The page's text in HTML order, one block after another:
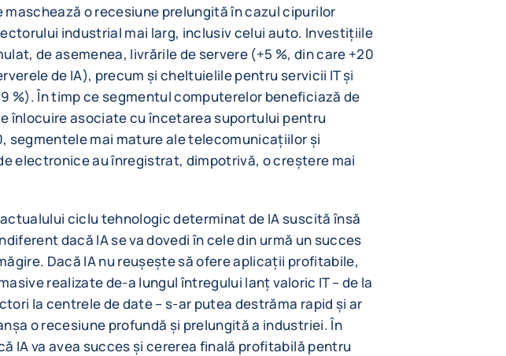
maschează o recesiune prelungită în cazul cipurilor
industrial mai larg, inclusiv celui auto. Investițiile
de asemenea, livrările de servere (+5 %, din care +20
de IA), precum și cheltuielile pentru servicii IT și
%). În timp ce segmentul computerelor beneficiază de
înlocuire asociate cu încetarea suportului pentru
segmentele mai mature ale telecomunicațiilor și
electronice au înregistrat, dimpotrivă, o creștere mai
ciclu tehnologic determinat de IA suscită însă
dacă IA se va dovedi în cele din urmă un succes
Dacă IA nu reușește să ofere aplicații profitabile,
realizate de-a lungul întregului lanț valoric IT – de la
la centrele de date – s-ar putea destrăma rapid și ar
o recesiune profundă și prelungită a industriei. În
IA va avea succes și cererea finală profitabilă pentru